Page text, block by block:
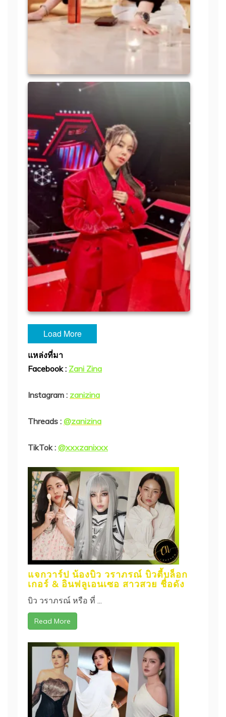
Load More
แหล่งที่มา
Facebook : Zani Zina
Instagram : zanizina
Threads : @zanizina
TikTok : @xxxzanixxx
แจกวาร์ป น้องบิว วราภรณ์ บิวตี้บล็อก
เกอร์ & อินฟลูเอนเซอ สาวสวย ชื่อดัง
บิว วราภรณ์ หรือ ที่ ...
Read More